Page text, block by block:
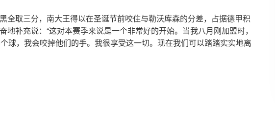
全取三分，南大王得以在圣诞节前咬住与勒沃库森的分差，占据德甲积
地补充说：“这对本赛季来说是一个非常好的开始。当我八月刚加盟时，
球，我会咬掉他们的手。我很享受这一切。现在我们可以踏踏实实地离